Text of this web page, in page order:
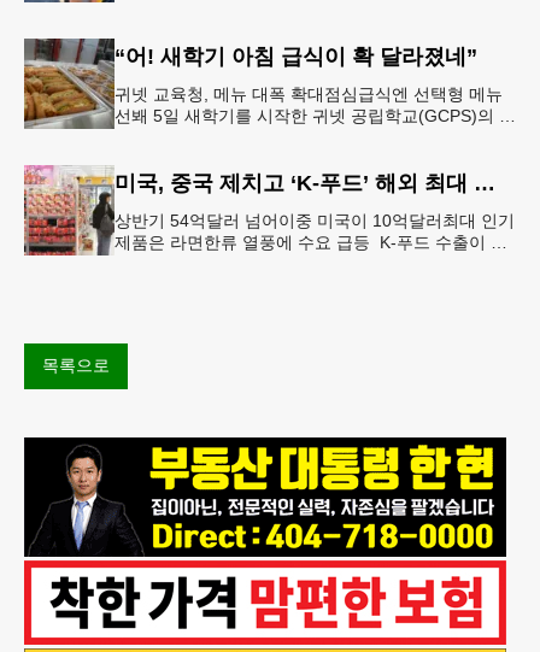
“어! 새학기 아침 급식이 확 달라졌네”
귀넷 교육청, 메뉴 대폭 확대점심급식엔 선택형 메뉴
선봬 5일 새학기를 시작한 귀넷 공립학교(GCPS)의 급
미국, 중국 제치고 ‘K-푸드’ 해외 최대 시장 부상
상반기 54억달러 넘어이중 미국이 10억달러최대 인기
제품은 라면한류 열풍에 수요 급등 K-푸드 수출이 라
목록으로